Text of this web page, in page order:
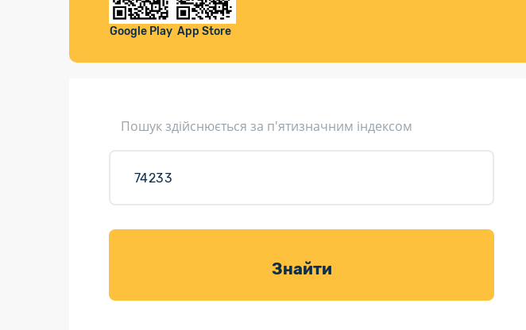
Листи та листівки
Доставка товарів для саду
Google Play App Store
Пошук здійснюється за п'ятизначним індексом
Знайти